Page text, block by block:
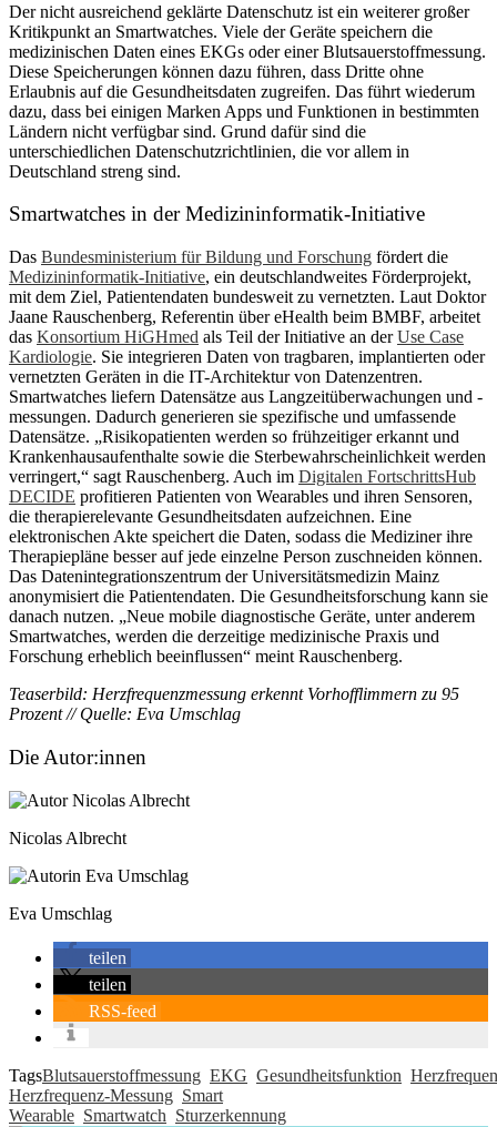
Der nicht ausreichend geklärte Datenschutz ist ein weiterer großer
Kritikpunkt an Smartwatches. Viele der Geräte speichern die
medizinischen Daten eines EKGs oder einer Blutsauerstoffmessung.
Diese Speicherungen können dazu führen, dass Dritte ohne
Erlaubnis auf die Gesundheitsdaten zugreifen. Das führt wiederum
dazu, dass bei einigen Marken Apps und Funktionen in bestimmten
Ländern nicht verfügbar sind. Grund dafür sind die
unterschiedlichen Datenschutzrichtlinien, die vor allem in
Deutschland streng sind.
Smartwatches in der Medizininformatik-Initiative
Das Bundesministerium für Bildung und Forschung fördert die
Medizininformatik-Initiative, ein deutschlandweites Förderprojekt,
mit dem Ziel, Patientendaten bundesweit zu vernetzten. Laut Doktor
Jaane Rauschenberg, Referentin über eHealth beim BMBF, arbeitet
das Konsortium HiGHmed als Teil der Initiative an derUse Case
Kardiologie. Sie integrieren Daten von tragbaren, implantierten oder
vernetzten Geräten in die IT-Architektur von Datenzentren.
Smartwatches liefern Datensätze aus Langzeitüberwachungen und -
messungen. Dadurch generieren sie spezifische und umfassende
Datensätze. „Risikopatienten werden so frühzeitiger erkannt und
Krankenhausaufenthalte sowie die Sterbewahrscheinlichkeit werden
verringert,“ sagt Rauschenberg. Auch im Digitalen FortschrittsHub
DECIDE profitieren Patienten von Wearables und ihren Sensoren,
die therapierelevante Gesundheitsdaten aufzeichnen. Eine
elektronischen Akte speichert die Daten, sodass die Mediziner ihre
Therapiepläne besser auf jede einzelne Person zuschneiden können.
Das Datenintegrationszentrum der Universitätsmedizin Mainz
anonymisiert die Patientendaten. Die Gesundheitsforschung kann sie
danach nutzen. „Neue mobile diagnostische Geräte, unter anderem
Smartwatches, werden die derzeitige medizinische Praxis und
Forschung erheblich beeinflussen“ meint Rauschenberg.
Teaserbild: Herzfrequenzmessung erkennt Vorhofflimmern zu 95
Prozent // Quelle: Eva Umschlag
Die Autor:innen
Nicolas Albrecht
Eva Umschlag
teilen
teilen
RSS-feed
TagsBlutsauerstoffmessung EKG Gesundheitsfunktion
Herzfrequenz-Messung Smart
Wearable Smartwatch Sturzerkennung